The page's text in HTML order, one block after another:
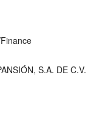
S.A. DE C.V.